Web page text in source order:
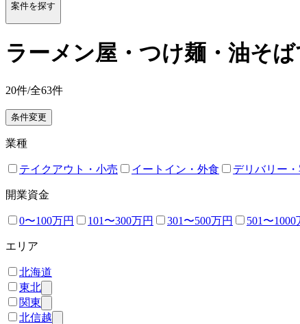
案件を探す
ラーメン屋・つけ麺・油そ
20件/全63件
条件変更
業種
テイクアウト・小売 イートイン・外食 デリバリー
開業資金
0〜100万円 101〜300万円 301〜500万円 501〜1000
エリア
北海道
東北
関東
北信越